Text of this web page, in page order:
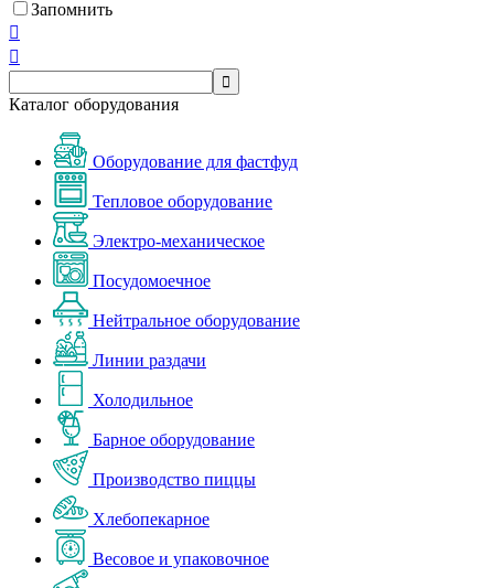
Запомнить



Каталог оборудования
Оборудование для фастфуд
Тепловое оборудование
Электро-механическое
Посудомоечное
Нейтральное оборудование
Линии раздачи
Холодильное
Барное оборудование
Производство пиццы
Хлебопекарное
Весовое и упаковочное